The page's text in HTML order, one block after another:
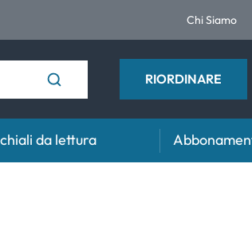
Chi Siamo
RIORDINARE
da lettura